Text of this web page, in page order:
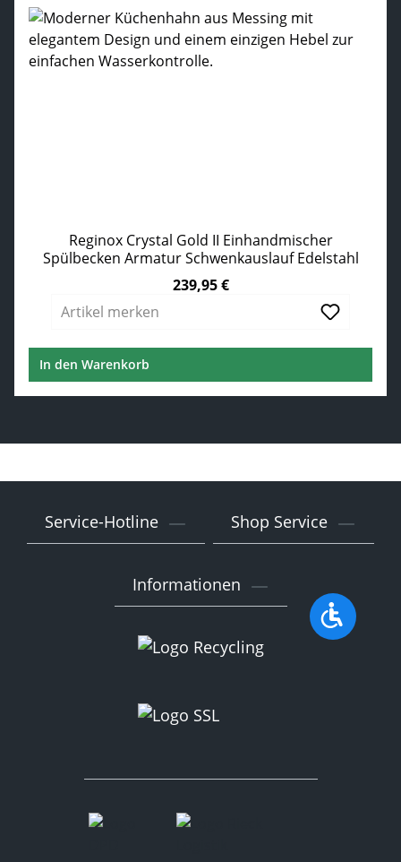
Reginox Crystal Gold II Einhandmischer
Spülbecken Armatur Schwenkauslauf Edelstahl
239,95 €
Artikel merken
In den Warenkorb
Service-Hotline Shop Service
Informationen